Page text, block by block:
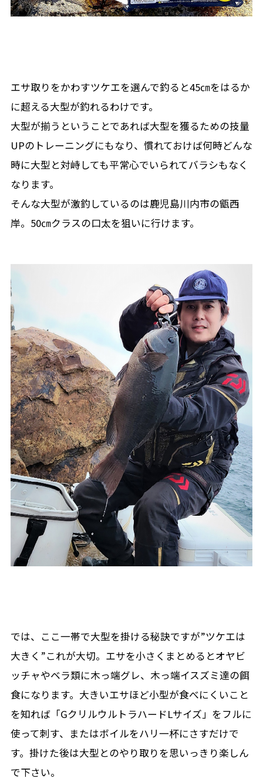
エサ取りをかわすツケエを選んで釣ると45㎝をはるか
に超える大型が釣れるわけです。
大型が揃うということであれば大型を獲るための技量
UPのトレーニングにもなり、慣れておけば何時どんな
時に大型と対峙しても平常心でいられてバラシもなく
なります。
そんな大型が激釣しているのは鹿児島川内市の甑西
岸。50㎝クラスの口太を狙いに行けます。
では、ここ一帯で大型を掛ける秘訣ですが”ツケエは
大きく”これが大切。エサを小さくまとめるとオヤビ
ッチャやベラ類に木っ端グレ、木っ端イスズミ達の餌
食になります。大きいエサほど小型が食べにくいこと
を知れば「GクリルウルトラハードLサイズ」をフルに
使って刺す、またはボイルをハリ一杯にさすだけで
す。掛けた後は大型とのやり取りを思いっきり楽しん
で下さい。